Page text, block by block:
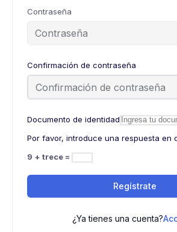
Contraseña
Confirmación de contraseña
Documento de identidad
Por favor, introduce una respuesta en
9 + trece =
Regístrate
¿Ya tienes una cuenta?